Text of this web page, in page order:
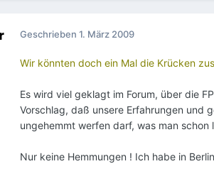
Geschrieben 1. März 2009
Wir könnten doch ein Mal die Krücken
Es wird viel geklagt im Forum, über die
Vorschlag, daß unsere Erfahrungen und
ungehemmt werfen darf, was man schon
Nur keine Hemmungen ! Ich habe in